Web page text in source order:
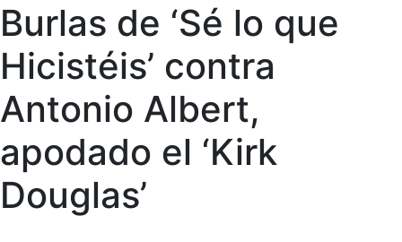
Burlas de ‘Sé lo que
Hicistéis’ contra
Antonio Albert,
apodado el ‘Kirk
Douglas’